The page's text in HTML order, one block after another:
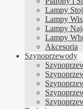
Lampy
Lampy
Lampy
Lampy
Akcesoria
Szynoprzewody